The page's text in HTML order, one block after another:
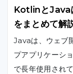
KotlinとJava
をまとめて解
Javaは、ウェブ
プアプリケーシ
で長年使用され